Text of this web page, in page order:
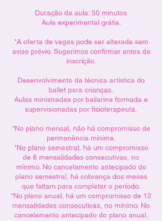
Duração da aula: 50 minutos
Aula experimental grátis.
*A oferta de vagas pode ser alterada sem
aviso prévio. Sugerimos confirmar antes da
inscrição.
Desenvolvimento da técnica artística do
ballet para crianças.
Aulas ministradas por bailarina formada e
supervisionadas por fisioterapeuta.
*No plano mensal, não há compromisso de
permanência mínima.
*No plano semestral, há um compromisso
de 6 mensalidades consecutivas, no
mínimo. No cancelamento antecipado do
plano semestral, há cobrança dos meses
que faltam para completar o período.
*No plano anual, há um compromisso de 12
mensalidades consecutivas, no mínimo. No
cancelamento antecipado do plano anual,